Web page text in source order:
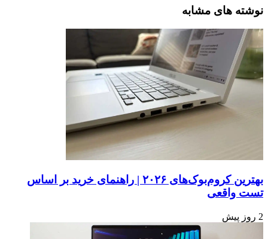
تصاویر
فرمت‌های
گرافیکی
راه
است؛
آیا
بالاخره
مک‌بوک
لمسی
می‌بینیم؟
نوشته های مشابه
بهترین کروم‌بوک‌های ۲۰۲۶ | راهنمای خرید بر اساس
تست واقعی
2 روز پیش